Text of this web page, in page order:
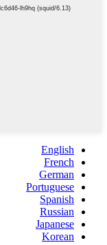
English
French
German
Portuguese
Spanish
Russian
Japanese
Korean